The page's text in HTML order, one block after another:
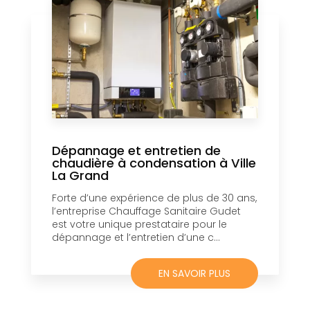
Dépannage et entretien de
chaudière à condensation à Ville
La Grand
Forte d’une expérience de plus de 30 ans,
l’entreprise Chauffage Sanitaire Gudet
est votre unique prestataire pour le
dépannage et l’entretien d’une c...
EN SAVOIR PLUS